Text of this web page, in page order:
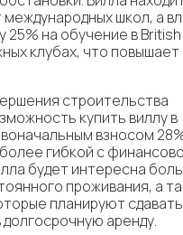
международных школ, а
25% на обучение в
клубах, что
строительства
купить виллу в
взносом
гибкой с
будет интересна
проживания, а
планируют сдавать
аренду.